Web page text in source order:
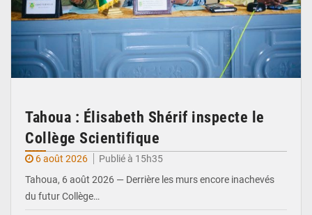
Tahoua : Élisabeth Shérif inspecte le
Collège Scientifique
6 août 2026
Publié à 15h35
Tahoua, 6 août 2026 — Derrière les murs encore inachevés
du futur Collège…